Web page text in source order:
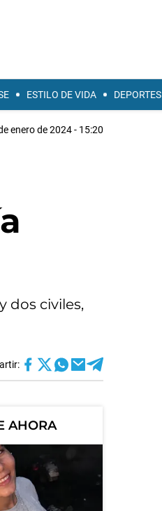
ESTILO DE VIDA DEPORTES
enero de 2024 - 15:20
dos civiles,
AHORA